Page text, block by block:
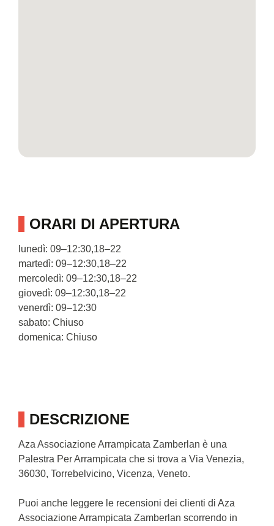
DESCRIZIONE
Aza Associazione Arrampicata Zamberlan è una
Palestra Per Arrampicata che si trova a Via Venezia,
36030, Torrebelvicino, Vicenza, Veneto.
Puoi anche leggere le recensioni dei clienti di Aza
Associazione Arrampicata Zamberlan scorrendo in
ORARI DI APERTURA
lunedì: 09–12:30,18–22
martedì: 09–12:30,18–22
mercoledì: 09–12:30,18–22
giovedì: 09–12:30,18–22
venerdì: 09–12:30
sabato: Chiuso
domenica: Chiuso